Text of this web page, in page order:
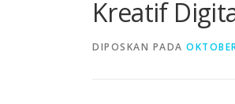
Kreatif
DIPOSKAN PADA